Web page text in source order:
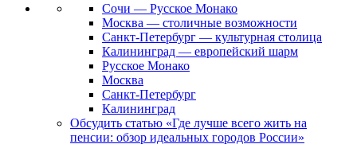
Сочи — Русское Монако
Москва — столичные возможности
Санкт-Петербург — культурная столица
Калининград — европейский шарм
Русское Монако
Москва
Санкт-Петербург
Калининград
Обсудить статью «Где лучше всего жить на
пенсии: обзор идеальных городов России»